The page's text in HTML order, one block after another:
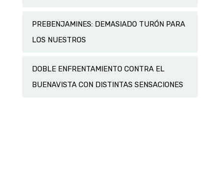
PREBENJAMINES: DEMASIADO TURÓN PARA
LOS NUESTROS
DOBLE ENFRENTAMIENTO CONTRA EL
BUENAVISTA CON DISTINTAS SENSACIONES